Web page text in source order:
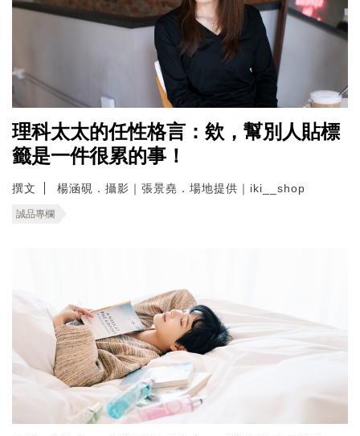
理科太太的任性格言：欸，幫別人貼標
籤是一件很累的事！
撰文 楊涵硯．攝影｜張景堯．場地提供｜iki__shop
誠品專欄